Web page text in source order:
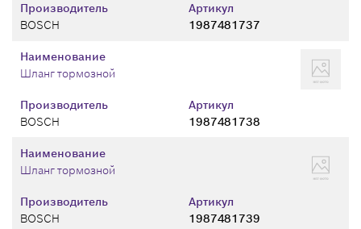
Производитель
BOSCH
Артикул
1987481737
Производитель
BOSCH
Артикул
1987481738
Наименование
Шланг тормозной
Производитель
BOSCH
Артикул
1987481739
Наименование
Шланг тормозной